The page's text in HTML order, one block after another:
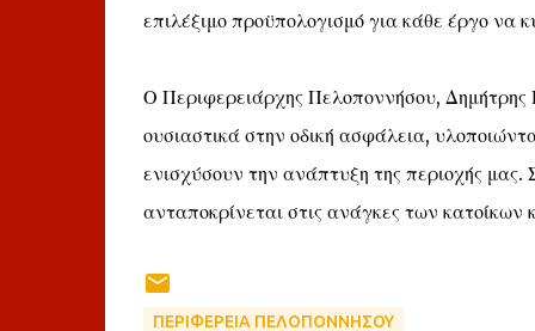
επιλέξιμο προϋπολογισμό για κάθε έργο
Ο Περιφερειάρχης Πελοποννήσου,
ουσιαστικά στην οδική ασφάλεια,
ενισχύσουν την ανάπτυξη της περιοχής μας.
ανταποκρίνεται στις ανάγκες των
ΠΕΡΙΦΕΡΕΙΑ ΠΕΛΟΠΟΝΝΗΣΟΥ